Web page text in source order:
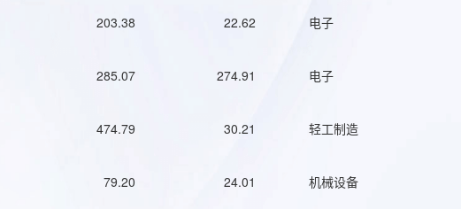
203.38 22.62 电子
285.07 274.91 电子
474.79 30.21 轻工制造
79.20 24.01 机械设备